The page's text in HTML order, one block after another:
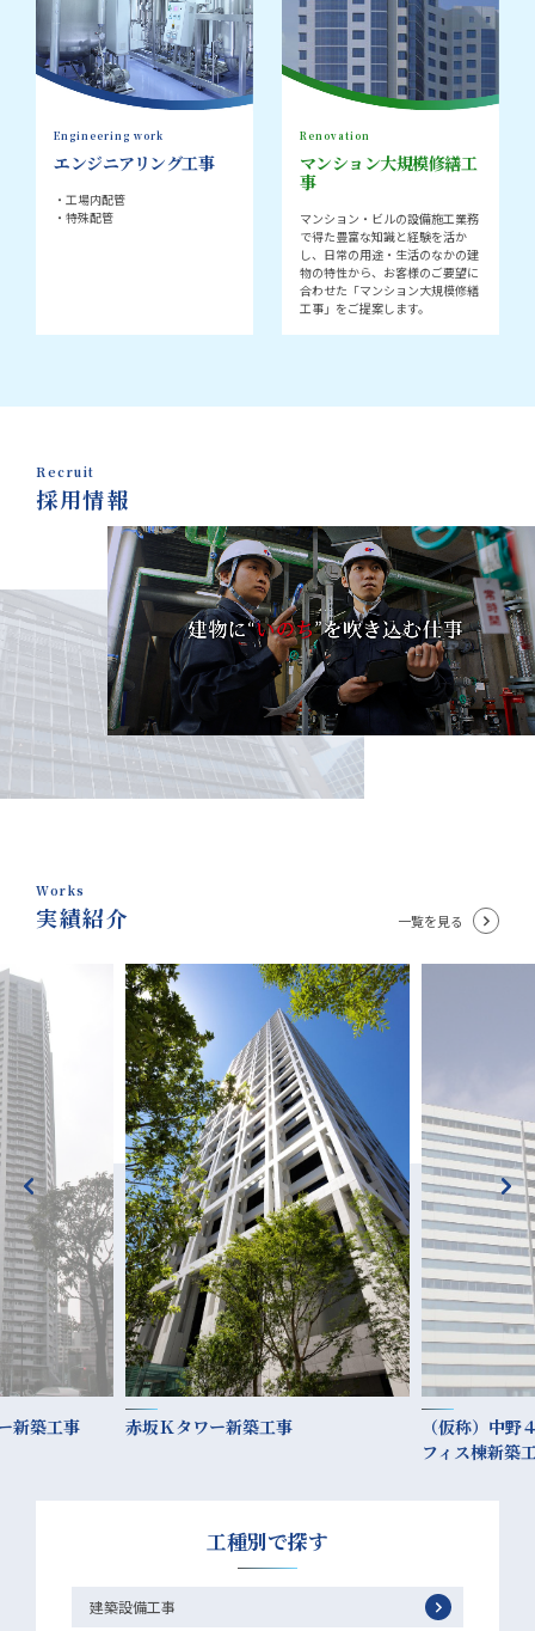
Engineering work
エンジニアリング工事
・工場内配管
・特殊配管
Renovation
マンション大規模修繕工
事
マンション・ビルの設備施工業務
で得た豊富な知識と経験を活か
し、日常の用途・生活のなかの建
物の特性から、お客様のご要望に
合わせた「マンション大規模修繕
工事」をご提案します。
Recruit
採用情報
Works
実績紹介 一覧を見る
新築工事 赤坂Ｋタワー新築工事
（仮称）中野
フィス棟新築
工種別で探す
建築設備工事